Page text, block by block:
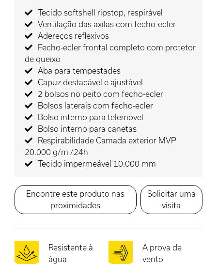
Tecido softshell ripstop, respirável
Ventilação das axilas com fecho-ecler
Adereços reflexivos
Fecho-ecler frontal completo com protetor
de queixo
Aba para tempestades
Capuz destacável e ajustável
2 bolsos no peito com fecho-ecler
Bolsos laterais com fecho-ecler
Bolso interno para telemóvel
Bolso interno para canetas
Respirabilidade Camada exterior MVP
20.000 g/m /24h
Tecido impermeável 10.000 mm
Encontre este produto nas
proximidades
Solicitar uma
visita
Resistente à
água
À prova de
vento